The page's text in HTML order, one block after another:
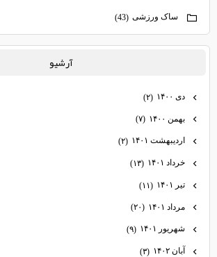
ساک ورزشی (43)
آرشيو
دی ۱۴۰۰ (۲)
بهمن ۱۴۰۰ (۷)
اردیبهشت ۱۴۰۱ (۲)
خرداد ۱۴۰۱ (۱۳)
تیر ۱۴۰۱ (۱۱)
مرداد ۱۴۰۱ (۲۰)
شهریور ۱۴۰۱ (۹)
آبان ۱۴۰۲ (۳)